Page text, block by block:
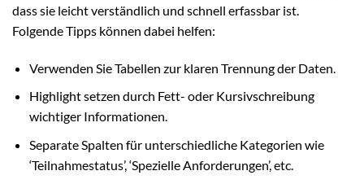
dass sie leicht verständlich und schnell erfassbar ist.
Folgende Tipps können dabei helfen:
Verwenden Sie Tabellen zur klaren Trennung der Daten.
Highlight setzen durch Fett- oder Kursivschreibung
wichtiger Informationen.
Separate Spalten für unterschiedliche Kategorien wie
‘Teilnahmestatus’, ‘Spezielle Anforderungen’, etc.